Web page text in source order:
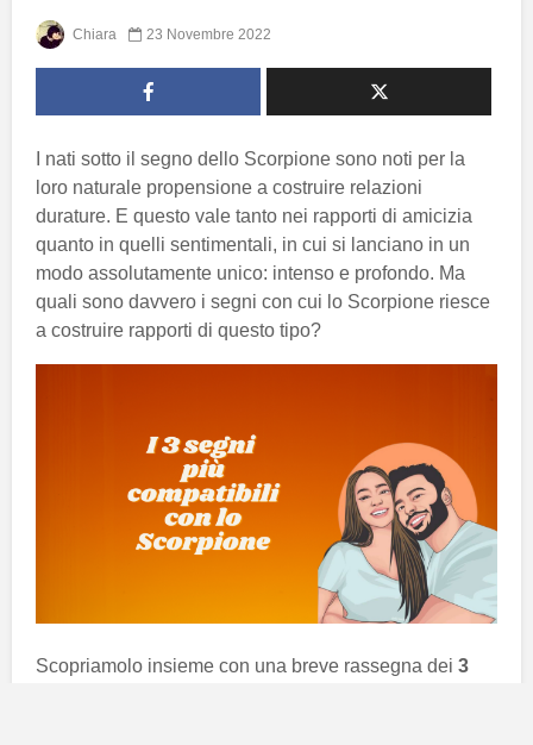
Chiara 23 Novembre 2022
I nati sotto il segno dello Scorpione sono noti per la
loro naturale propensione a costruire relazioni
durature. E questo vale tanto nei rapporti di amicizia
quanto in quelli sentimentali, in cui si lanciano in un
modo assolutamente unico: intenso e profondo. Ma
quali sono davvero i segni con cui lo Scorpione riesce
a costruire rapporti di questo tipo?
Scopriamolo insieme con una breve rassegna dei 3